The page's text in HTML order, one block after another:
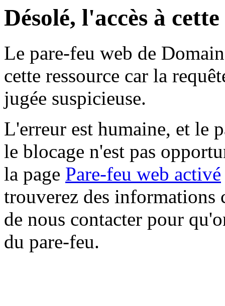
Désolé, l'accès à
Le pare-feu web de
cette ressource car la
jugée suspicieuse.
L'erreur est humaine, et le
le blocage n'est pas
la page Pare-feu web activé
trouverez des informations
de nous contacter pour
du pare-feu.